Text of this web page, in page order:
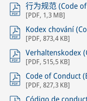
行为规范 (Code
[PDF, 1,3 MB]
Kodex chování
[PDF, 873,4 KB]
Verhaltenskodex
[PDF, 515,5 KB]
Code of Conduct
[PDF, 827,3 KB]